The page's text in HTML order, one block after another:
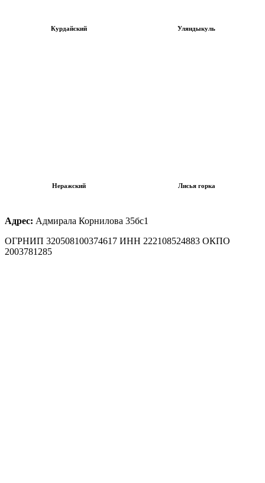
Курдайский Уляндыкуль
Неражский Лисья горка
Адрес: Адмирала Корнилова 35бс1
ОГРНИП 320508100374617 ИНН 222108524883 ОКПО
2003781285